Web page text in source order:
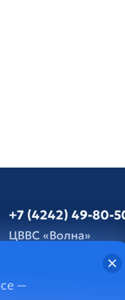
+7 (4242) 49-80-
ЦВВС «Волна»
—